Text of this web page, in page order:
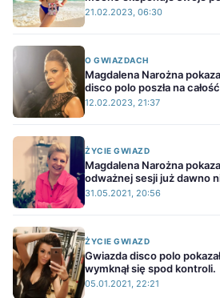
21.02.2023, 06:30
O GWIAZDACH
Magdalena Narożna
disco polo poszła na
12.02.2023, 21:37
ŻYCIE GWIAZD
Magdalena Narożna
odważnej sesji już dawno
31.05.2021, 20:56
ŻYCIE GWIAZD
Gwiazda disco polo
wymknął się spod kontroli.
05.01.2021, 22:21